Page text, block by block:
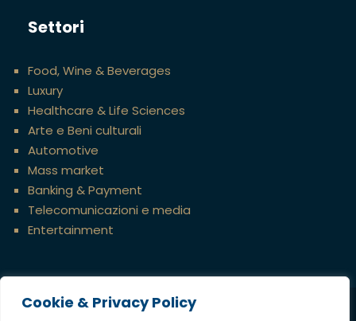
Cookie & Privacy Policy
Settori
Food, Wine & Beverages
Luxury
Healthcare & Life Sciences
Arte e Beni culturali
Automotive
Mass market
Banking & Payment
Telecomunicazioni e media
Entertainment